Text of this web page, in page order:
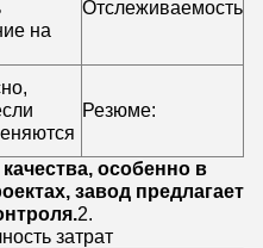
на
Отслеживаемость
Резюме:
особенно в
завод предлагает
2.
затрат